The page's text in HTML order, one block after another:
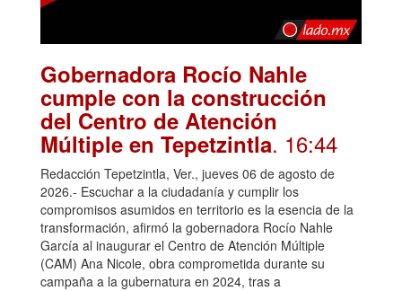
Gobernadora Rocío Nahle
cumple con la construcción
del Centro de Atención
Múltiple en Tepetzintla. 16:44
Redacción Tepetzintla, Ver., jueves 06 de agosto de
2026.- Escuchar a la ciudadanía y cumplir los
compromisos asumidos en territorio es la esencia de la
transformación, afirmó la gobernadora Rocío Nahle
García al inaugurar el Centro de Atención Múltiple
(CAM) Ana Nicole, obra comprometida durante su
campaña a la gubernatura en 2024, tras a